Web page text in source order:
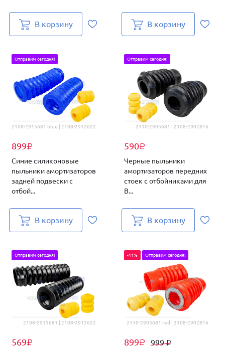
В корзину В корзину
2108-2915681 blue | 2108-2912622
899₽
Отправим сегодня!
Синие силиконовые
пыльники амортизаторов
задней подвески с
отбой...
В корзину
2110-2905681 | 2108-2902816
590₽
Отправим сегодня!
Черные пыльники
амортизаторов передних
стоек с отбойниками для
В...
В корзину
2108-2915681 | 2108-2912622
569₽
Отправим сегодня!
2110-2905681 red | 2108-2902816
899₽ 999₽
-11% Отправим сегодня!